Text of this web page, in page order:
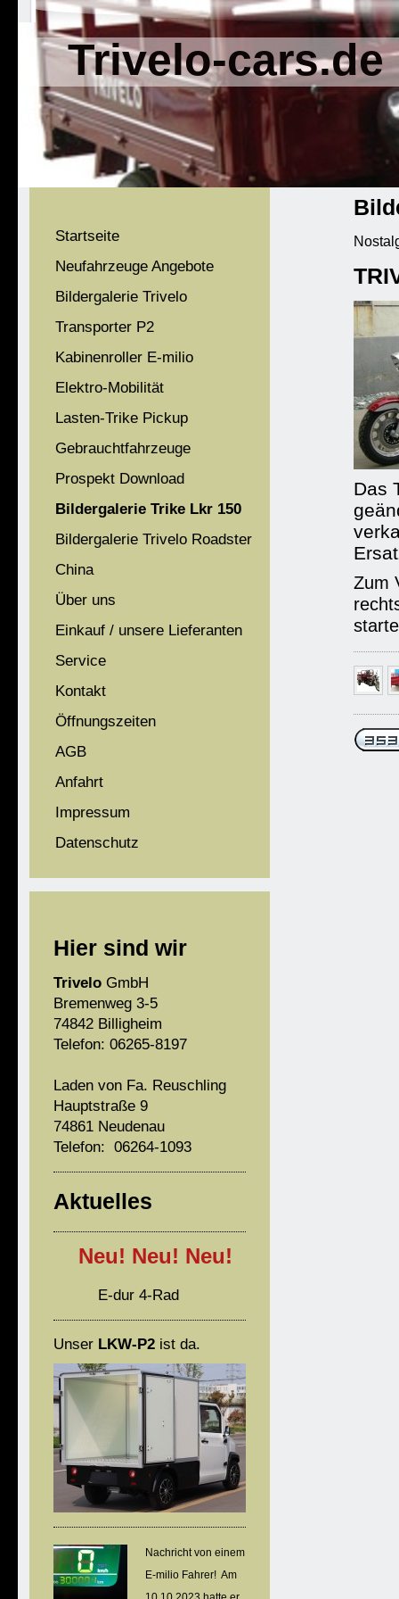
Trivelo-cars.de
Das
Zum
Startseite
Neufahrzeuge Angebote
Bildergalerie Trivelo
Transporter P2
Kabinenroller E-milio
Elektro-Mobilität
Lasten-Trike Pickup
Gebrauchtfahrzeuge
Prospekt Download
Bildergalerie Trike Lkr 150
Bildergalerie Trivelo Roadster
China
Über uns
Einkauf / unsere Lieferanten
Service
Kontakt
Öffnungszeiten
AGB
Anfahrt
Impressum
Datenschutz
Hier sind wir
Trivelo GmbH
Bremenweg 3-5
74842 Billigheim
Telefon: 06265-8197
Laden von Fa. Reuschling
Hauptstraße 9
74861 Neudenau
Telefon: 06264-1093
Aktuelles
Neu! Neu! Neu!
E-dur 4-Rad
Unser LKW-P2 ist da.
Nachricht von einem
E-milio Fahrer! Am